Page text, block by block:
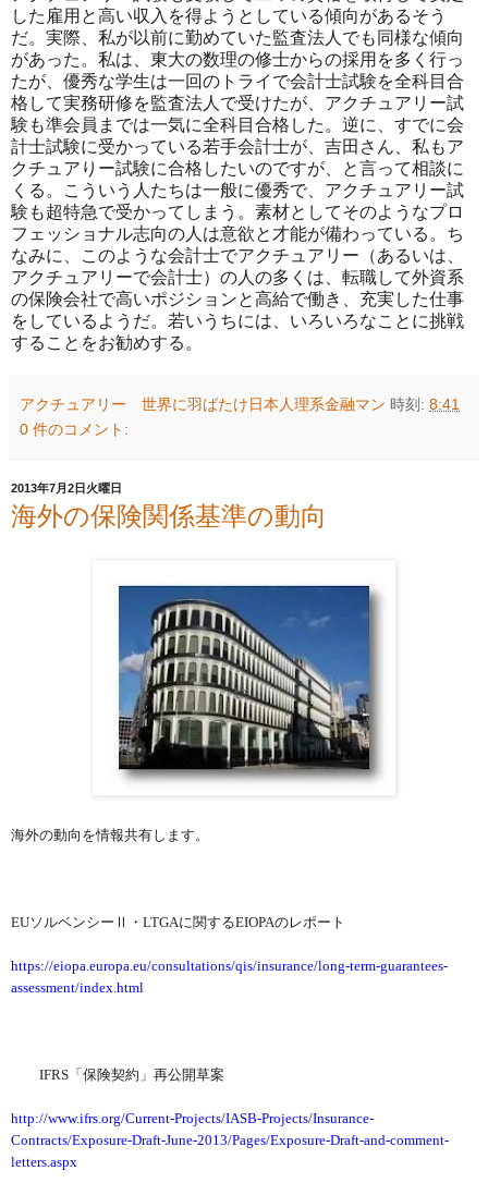
した雇用と高い収入を得ようとしている傾向があるそう
だ。実際、私が以前に勤めていた監査法人でも同様な傾向
があった。私は、東大の数理の修士からの採用を多く行っ
たが、優秀な学生は一回のトライで会計士試験を全科目合
格して実務研修を監査法人で受けたが、アクチュアリー試
験も準会員までは一気に全科目合格した。逆に、すでに会
計士試験に受かっている若手会計士が、吉田さん、私もア
クチュアりー試験に合格したいのですが、と言って相談に
くる。こういう人たちは一般に優秀で、アクチュアリー試
験も超特急で受かってしまう。素材としてそのようなプロ
フェッショナル志向の人は意欲と才能が備わっている。ち
なみに、このような会計士でアクチュアリー（あるいは、
アクチュアリーで会計士）の人の多くは、転職して外資系
の保険会社で高いポジションと高給で働き、充実した仕事
をしているようだ。若いうちには、いろいろなことに挑戦
することをお勧めする。
アクチュアリー 世界に羽ばたけ日本人理系金融マン 時刻: 8:41
0 件のコメント:
2013年7月2日火曜日
海外の保険関係基準の動向
海外の動向を情報共有します。
EUソルベンシーⅡ・ LTGAに関するEIOPAのレポート
https://eiopa.europa.eu/consultations/qis/insurance/long-term-guarantees-
assessment/index.html
IFRS 「保険契約」再公開草案
http://www.ifrs.org/Current-Projects/IASB-Projects/Insurance-
Contracts/Exposure-Draft-June-2013/Pages/Exposure-Draft-and-comment-
letters.aspx